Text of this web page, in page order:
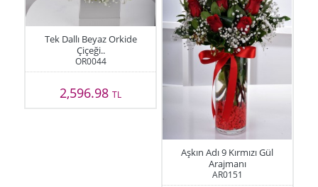
Tek Dallı Beyaz Orkide
Çiçeği..
OR0044
2,596.98TL
Aşkın Adı 9 Kırmızı Gül
Arajmanı
AR0151